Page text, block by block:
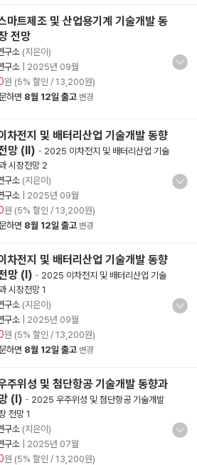
트제조 및 산업용기계 기술개발 동
전망
구소 (지은이)
구소
2025년 09월
원 (5% 할인 / 13,200원)
하면 8월 12일 출고 변경
전지 및 배터리산업 기술개발 동향
망 (Ⅱ) - 2025 이차전지 및 배터리산업 기술
시장전망 2
구소 (지은이)
구소
2025년 09월
원 (5% 할인 / 13,200원)
하면 8월 12일 출고 변경
전지 및 배터리산업 기술개발 동향
망 (Ⅰ) - 2025 이차전지 및 배터리산업 기술
시장전망 1
구소 (지은이)
구소
2025년 09월
원 (5% 할인 / 13,200원)
하면 8월 12일 출고 변경
위성 및 첨단항공 기술개발 동향과
(Ⅰ) - 2025 우주위성 및 첨단항공 기술개발
전망 1
구소 (지은이)
구소
2025년 07월
원 (5% 할인 / 13,200원)